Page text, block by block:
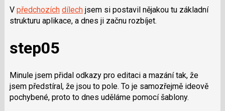
V předchozích dílechjsem si postavil nějakou tu základní
strukturu aplikace, a dnes ji začnu rozbíjet.
step05
Minule jsem přidal odkazy pro editaci a mazání tak, že
jsem předstíral, že jsou to pole. To je samozřejmě ideově
pochybené, proto to dnes uděláme pomocí šablony.